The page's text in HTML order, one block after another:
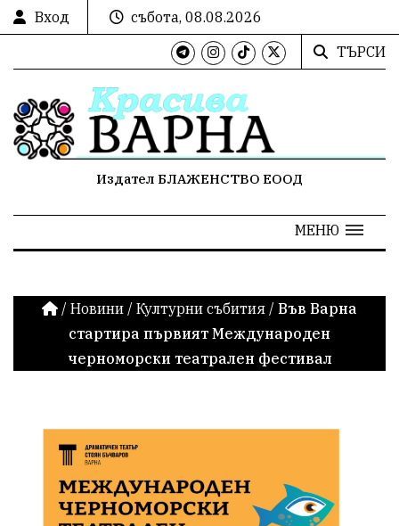
Вход
събота, 08.08.2026
ТЪРСИ
Издател БЛАЖЕНСТВО ЕООД
МЕНЮ
/ Новини / Културни събития / Във Варна
стартира първият Международен
черноморски театрален фестивал